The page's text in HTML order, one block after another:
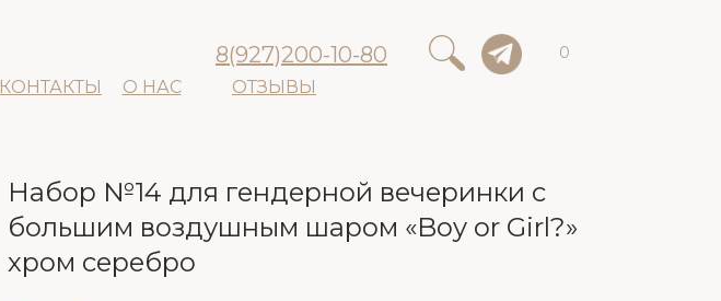
КОНТАКТЫ О НАС ОТЗЫВЫ
8(927)200-10-80 0
Набор №14 для гендерной вечеринки с
большим воздушным шаром «Boy or Girl?»
хром серебро